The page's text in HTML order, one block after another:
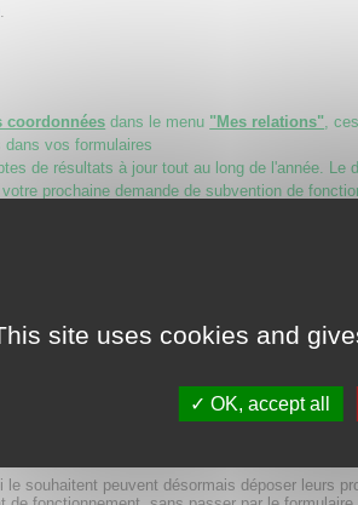
.
coordonnées dans le menu "Mes relations",
dans vos formulaires
de résultats à jour tout au long de l'année. Le
prochaine demande de subvention de
sollicitant une subvention, un
(État, collectivités territoriales,
être signataire du contrat d’engagement
de l’association ou la fondation.
s’engage à respecter les principes
liberté de conscience, l’égalité et la non
le respect de la dignité humaine, le respect des
en pièce jointe à votre dossier de demande
souhaitent peuvent désormais déposer leurs
site uses cookies and
OK, accept all